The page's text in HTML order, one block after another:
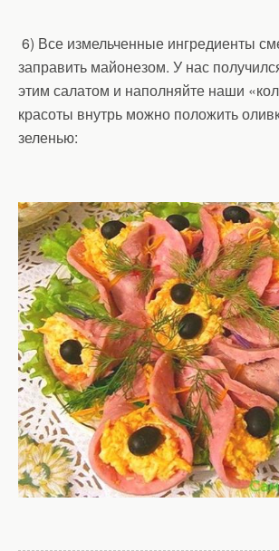
6) Все измельченные ингредиенты
заправить майонезом. У нас
этим салатом и наполняйте наши
красоты внутрь можно положить
зеленью: